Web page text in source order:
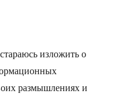
изложить о
размышлениях и